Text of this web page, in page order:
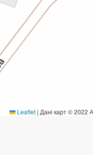
Leaflet | Дані карт © 2022